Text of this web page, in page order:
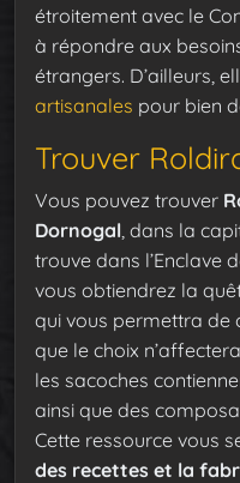
étroitement avec le
à répondre aux
étrangers. D’ailleurs,
artisanales pour bien
Trouver
Vous pouvez trouver
Dornogal , dans la
trouve dans l’Enclave
vous obtiendrez la
qui vous permettra de
que le choix
les sacoches
ainsi que des
Cette ressource vous
des recettes et la